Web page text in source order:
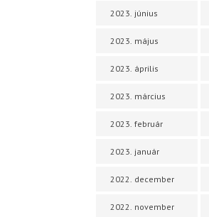
2023. június
2023. május
2023. április
2023. március
2023. február
2023. január
2022. december
2022. november